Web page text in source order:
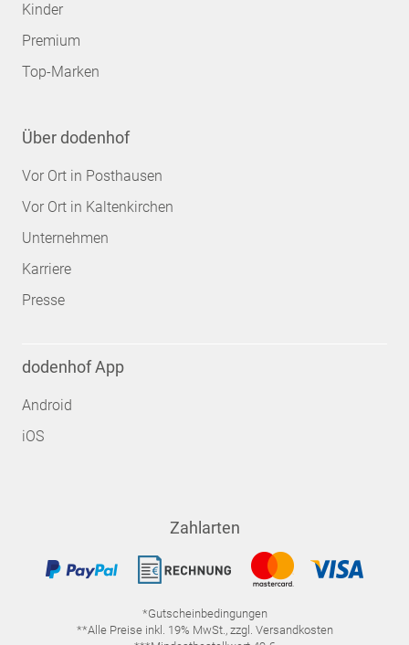
Kinder
Premium
Top-Marken
Über dodenhof
Vor Ort in Posthausen
Vor Ort in Kaltenkirchen
Unternehmen
Karriere
Presse
dodenhof App
Android
iOS
Zahlarten
*Gutscheinbedingungen
**Alle Preise inkl. 19% MwSt., zzgl. Versandkosten